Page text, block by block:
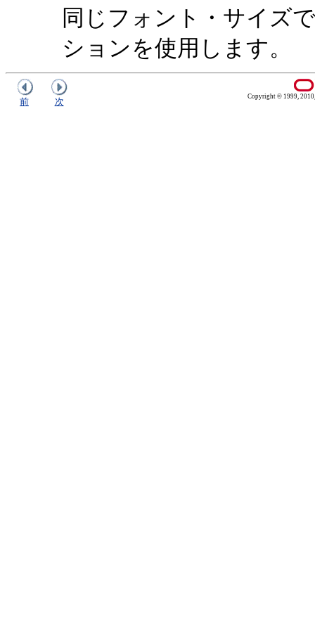
同じフォント・サイズ
ションを使用します。
前 次 Copyright © 1999,